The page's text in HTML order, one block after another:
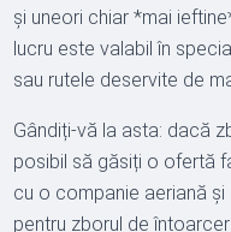
și uneori chiar *mai
lucru este valabil în
sau rutele deservite de
Gândiți-vă la asta: dacă
posibil să găsiți o ofertă
cu o companie aeriană
pentru zborul de